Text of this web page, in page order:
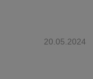
20.05.2024